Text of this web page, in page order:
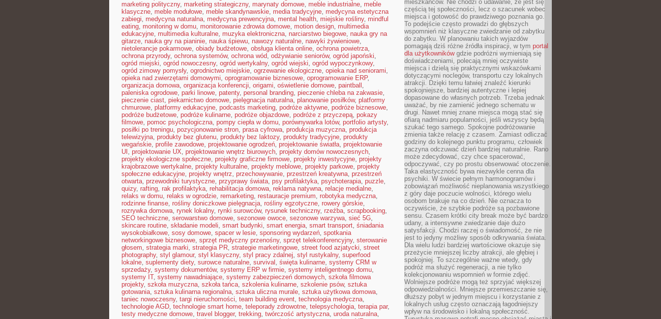
marketing polityczny, marketing strategiczny, marynaty domowe, meble industrialne, meble
klasyczne, meble modułowe, meble skandynawskie, media tradycyjne, medycyna estetyczna
zabiegi, medycyna naturalna, medycyna prewencyjna, mental health, miejskie rośliny, mindful
eating, monitoring w domu, monitorowanie zdrowia domowe, motion design, multimedia
edukacyjne, multimedia kulturalne, muzyka elektroniczna, narciarstwo biegowe, nauka gry na
gitarze, nauka gry na pianinie, nauka śpiewu, nawozy naturalne, nawyki żywieniowe,
nietolerancje pokarmowe, obiady budżetowe, obsługa klienta online, ochrona powietrza,
ochrona przyrody, ochrona systemów, ochrona wód, odżywianie seniorów, ogród japoński,
ogród miejski, ogród nowoczesny, ogród wertykalny, ogród wiejski, ogród wypoczynkowy,
ogród zimowy pomysły, ogrodnictwo miejskie, ogrzewanie ekologiczne, opieka nad seniorami,
opieka nad zwierzętami domowymi, oprogramowanie biznesowe, oprogramowanie ERP,
organizacja domowa, organizacja konferencji, origami, oświetlenie domowe, paintball ,
paleniska ogrodowe, parki linowe, patenty, personal branding, pieczenie chleba na zakwasie,
pieczenie ciast, piekarnictwo domowe, pielęgnacja naturalna, planowanie posiłków, platformy
chmurowe, platformy edukacyjne, podcasts marketing, podróże aktywne, podróże biznesowe,
podróże budżetowe, podróże kulinarne, podróże objazdowe, podróże z przyczepą, pokazy
filmowe, pomoc psychologiczna, pompy ciepła w domu, porównywarka lotów, portfolio artysty,
posiłki po treningu, pozycjonowanie stron, prasa cyfrowa, produkcja muzyczna, produkcja
telewizyjna, produkty bez glutenu, produkty bez laktozy, produkty tradycyjne, produkty
wegańskie, profile zawodowe, projektowanie ogrodzeń, projektowanie światła, projektowanie
UI , projektowanie UX, projektowanie wnętrz biurowych, projekty domów nowoczesnych,
projekty ekologiczne społeczne, projekty graficzne firmowe, projekty inwestycyjne, projekty
krajobrazowe wertykalne, projekty kulturalne, projekty meblowe, projekty parkowe, projekty
społeczne edukacyjne, projekty wnętrz, przechowywanie, przestrzeń kreatywna, przestrzeń
otwarta, przewodniki turystyczne, przyprawy świata, psy profilaktyka, psychoterapia, puzzle,
quizy, rafting, rak profilaktyka, rehabilitacja domowa, reklama natywna, relacje medialne,
relaks w domu, relaks w ogrodzie, remarketing, restauracje premium, robotyka medyczna,
rodzinne finanse, rośliny doniczkowe pielęgnacja, rośliny egzotyczne, rowery górskie,
rozrywka domowa, rynek lokalny, rynki surowców, rysunek techniczny, rzeźba, scrapbooking,
SEO techniczne, serowarstwo domowe, sezonowe owoce, sezonowe warzywa, sieć 5G,
skincare routine, składanie modeli, smart budynki, smart energia, smart transport, śniadania
wysokobiałkowe, sosy domowe, spacer w lesie, sponsoring wydarzeń, spotkania
networkingowe biznesowe, sprzęt medyczny przenośny, sprzęt telekonferencyjny, sterowanie
głosem, strategia marki, strategia PR, strategie marketingowe, street food azjatycki, street
photography, styl glamour, styl klasyczny, styl pracy zdalnej, styl rustykalny, superfood
lokalne, suplementy diety, surowce naturalne, survival , święta kulinarne, systemy CRM w
sprzedaży, systemy dokumentów, systemy ERP w firmie, systemy inteligentnego domu,
systemy IT, systemy nawadniające, systemy zabezpieczeń domowych, szkoła filmowa
projekty, szkoła muzyczna, szkoła tańca, szkolenia kulinarne, szkolenie psów, sztuka
gotowania, sztuka kulinarna regionalna, sztuka uliczna murale, sztuka użytkowa domowa,
taniec nowoczesny, targi nieruchomości, team building event, technologia medyczna,
technologie AGD, technologie smart home, teleporady zdrowotne, telepsychologia, terapia par,
testy medyczne domowe, travel blogger, trekking, twórczość artystyczna, uroda naturalna,
mieszkańców. Nie chodzi o udawanie, że jest się
częścią tej społeczności, lecz o szacunek wobec
miejsca i gotowość do prawdziwego poznania go.
To podejście często prowadzi do głębszych
wspomnień niż klasyczne zwiedzanie od zabytku
do zabytku. W planowaniu takich wyjazdów
pomagają dziś różne źródła inspiracji, w tym portal
dla użytkownikówgdzie podróżni wymieniają się
doświadczeniami, polecają mniej oczywiste
miejsca i dzielą się praktycznymi wskazówkami
dotyczącymi noclegów, transportu czy lokalnych
atrakcji. Dzięki temu łatwiej znaleźć kierunki
spokojniejsze, bardziej autentyczne i lepiej
dopasowane do własnych potrzeb. Trzeba jednak
uważać, by nie zamienić jednego schematu w
drugi. Nawet mniej znane miejsca mogą stać się
ofiarą nadmiaru popularności, jeśli wszyscy będą
szukać tego samego. Spokojne podróżowanie
zmienia także relację z czasem. Zamiast odliczać
godziny do kolejnego punktu programu, człowiek
zaczyna odczuwać dzień bardziej naturalnie. Rano
może zdecydować, czy chce spacerować,
odpoczywać, czy po prostu obserwować otoczenie.
Taka elastyczność bywa niezwykle cenna dla
psychiki. W świecie pełnym harmonogramów i
zobowiązań możliwość nieplanowania wszystkiego
z góry daje poczucie wolności, którego wielu
osobom brakuje na co dzień. Nie oznacza to
oczywiście, że szybkie podróże są pozbawione
sensu. Czasem krótki city break może być bardzo
udany, a intensywne zwiedzanie daje dużo
satysfakcji. Chodzi raczej o świadomość, że nie
jest to jedyny możliwy sposób odkrywania świata.
Dla wielu ludzi bardziej wartościowe okazuje się
przeżycie mniejszej liczby atrakcji, ale głębiej i
spokojniej. To szczególnie ważne wtedy, gdy
podróż ma służyć regeneracji, a nie tylko
kolekcjonowaniu wspomnień w formie zdjęć.
Wolniejsze podróże mogą też sprzyjać większej
odpowiedzialności. Mniejsze przemieszczanie się,
dłuższy pobyt w jednym miejscu i korzystanie z
lokalnych usług często oznaczają łagodniejszy
wpływ na środowisko i lokalną społeczność.